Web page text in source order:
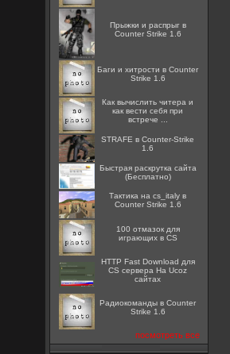
Прыжки и распрыг в
Counter Strike 1.6
Баги и хитрости в Counter
Strike 1.6
Как вычислить читера и
как вести себя при
встрече ...
STRAFE в Counter-Strike
1.6
Быстрая раскрутка сайта
(Бесплатно)
Тактика на cs_italy в
Counter Strike 1.6
100 отмазок для
играющих в CS
HTTP Fast Download для
CS сервера На Ucoz
сайтах
Радиокоманды в Counter
Strike 1.6
посмотреть все